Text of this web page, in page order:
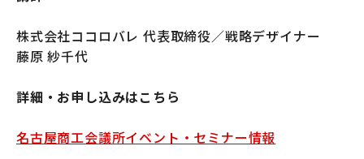
株式会社ココロバレ 代表取締役／戦略デザイナー
藤原 紗千代
詳細・お申し込みはこちら
名古屋商工会議所イベント・セミナー情報